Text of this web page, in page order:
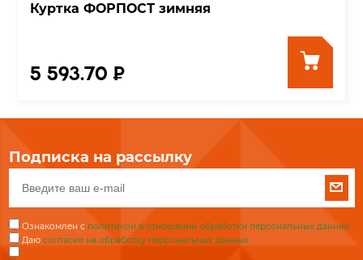
Куртка ФОРПОСТ зимняя
5 593.70 ₽
Подписка на рассылку
Ознакомлен с политикой в отношении обработки персональных данных
Даю согласие на обработку персональных данных